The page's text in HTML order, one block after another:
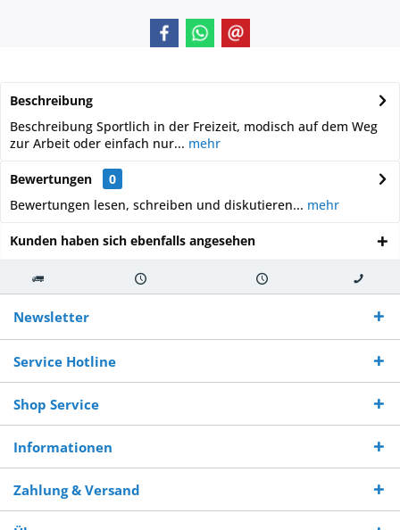
Beschreibung
Beschreibung Sportlich in der Freizeit, modisch auf dem Weg
zur Arbeit oder einfach nur... mehr
Bewertungen
0
Bewertungen lesen, schreiben und diskutieren... mehr
Kunden haben sich ebenfalls angesehen
Kostenloser
Versand ab €
250,-
Versand innerhalb von Versand von So erreichen
Sie uns 0160
970 511 90
Newsletter
Service Hotline
Shop Service
Informationen
Zahlung & Versand